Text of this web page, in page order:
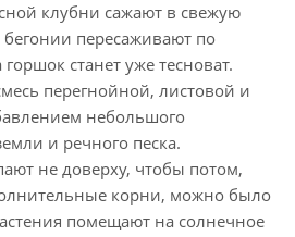
клубни сажают в свежую
пересаживают по
станет уже тесноват.
перегнойной, листовой и
небольшого
и речного песка.
не доверху, чтобы потом,
корни, можно было
помещают на солнечное